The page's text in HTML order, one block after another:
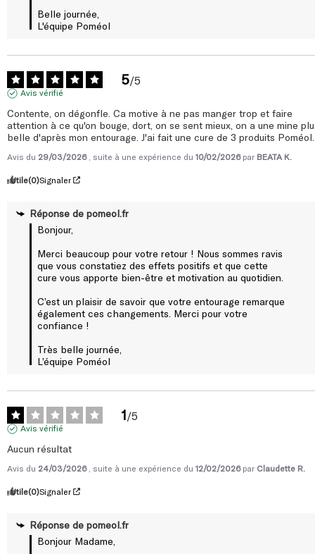
Belle journée,
L'équipe Poméol
5/5
Avis vérifié
Contente, on dégonfle. Ca motive à ne pas manger trop et faire
attention à ce qu'on bouge, dort, on se sent mieux, on a une mine
belle d'après mon entourage. J'ai fait une cure de 3 produits Poméol.
Avis du 29/03/2026 , suite à une expérience du 10/02/2026 par BEATA K.
Utile(0)Signaler
Réponse de pomeol.fr
Bonjour,
Merci beaucoup pour votre retour ! Nous sommes ravis
que vous constatiez des effets positifs et que cette
cure vous apporte bien-être et motivation au quotidien.
C’est un plaisir de savoir que votre entourage remarque
également ces changements. Merci pour votre
confiance !
Très belle journée,
L’équipe Poméol
1/5
Avis vérifié
Aucun résultat
Avis du 24/03/2026 , suite à une expérience du 12/02/2026 par Claudette R.
Utile(0)Signaler
Réponse de pomeol.fr
Bonjour Madame,